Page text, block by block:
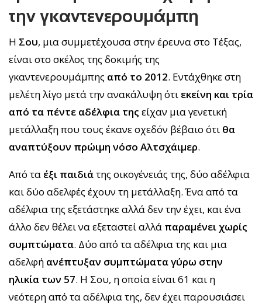
την γκαντενερουμάμπη
Η Σου, μια συμμετέχουσα στην έρευνα στο Τέξας,
είναι στο σκέλος της δοκιμής της
γκαντενερουμάμπης από το 2012. Εντάχθηκε στη
μελέτη λίγο μετά την ανακάλυψη ότι εκείνη και τρία
από τα πέντε αδέλφια της είχαν μια γενετική
μετάλλαξη που τους έκανε σχεδόν βέβαιο ότι θα
αναπτύξουν πρώιμη νόσο Αλτσχάιμερ.
Από τα έξι παιδιάτης οικογένειάς της, δύο αδέλφια
και δύο αδελφές έχουν τη μετάλλαξη. Ένα από τα
αδέλφια της εξετάστηκε αλλά δεν την έχει, και ένα
άλλο δεν θέλει να εξεταστεί αλλά παραμένει χωρίς
συμπτώματα. Δύο από τα αδέλφια της και μια
αδελφή ανέπτυξαν συμπτώματα γύρω στην
ηλικία των 57. Η Σου, η οποία είναι 61 και η
νεότερη από τα αδέλφια της, δεν έχει παρουσιάσει